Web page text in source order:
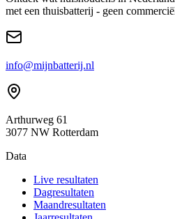
met een thuisbatterij - geen
info@mijnbatterij.nl
Arthurweg 61
3077 NW Rotterdam
Data
Live resultaten
Dagresultaten
Maandresultaten